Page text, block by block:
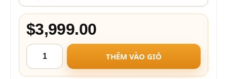
$3,999.00
THÊM VÀO GIỎ